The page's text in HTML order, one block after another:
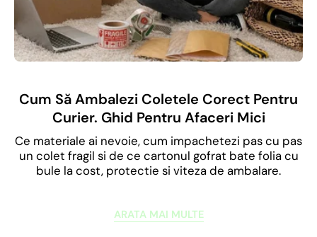
Cum Să Ambalezi Coletele Corect Pentru
Curier. Ghid Pentru Afaceri Mici
Ce materiale ai nevoie, cum impachetezi pas cu pas
un colet fragil si de ce cartonul gofrat bate folia cu
bule la cost, protectie si viteza de ambalare.
ARATA MAI MULTE